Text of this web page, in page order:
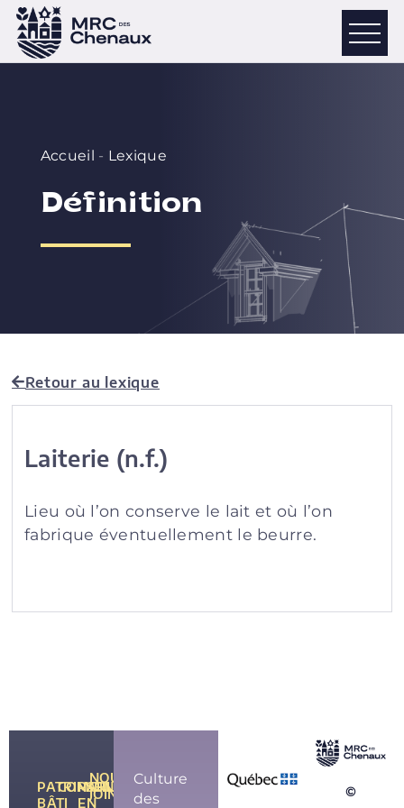
Accueil - Lexique
Définition
Retour au lexique
Laiterie (n.f.)
Lieu où l’on conserve le lait et où l’on
fabrique éventuellement le beurre.
PATRIMOINE
BÂTI
CONSEILS
PARLONS-
EN
NOUS
JOINDRE
©
Culture
des